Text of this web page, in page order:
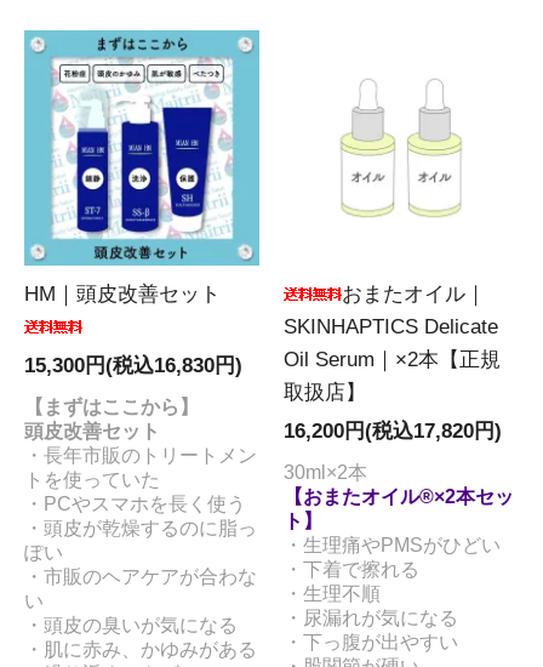
HM｜頭皮改善セット
15,300円(税込16,830円)
【まずはここから】
頭皮改善セット
・長年市販のトリートメン
トを使っていた
・PCやスマホを長く使う
・頭皮が乾燥するのに脂っ
ぽい
・市販のヘアケアが合わな
い
・頭皮の臭いが気になる
・肌に赤み、かゆみがある
おまたオイル｜
SKINHAPTICS Delicate
Oil Serum｜×2本【正規
取扱店】
16,200円(税込17,820円)
30ml×2本
【おまたオイル®×2本セッ
ト】
・生理痛やPMSがひどい
・下着で擦れる
・生理不順
・尿漏れが気になる
・下っ腹が出やすい